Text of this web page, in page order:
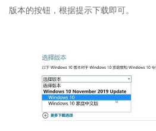
版本的按钮，根据提示下载即可。